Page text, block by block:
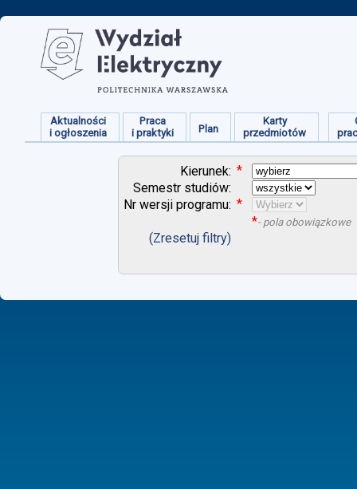
Aktualności
i ogłoszenia
Praca
i praktyki
Plan
Karty
przedmiotów
Kierunek: *
Semestr studiów:
Nr wersji programu: *
*- pola obowiązkowe
(Zresetuj filtry)